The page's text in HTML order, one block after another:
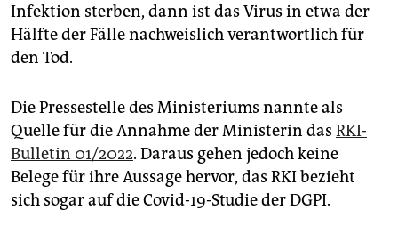
Infektion sterben, dann ist das Virus in etwa der
Hälfte der Fälle nachweislich verantwortlich für
den Tod.
Die Pressestelle des Ministeriums nannte als
Quelle für die Annahme der Ministerin das RKI-
Bulletin 01/2022. Daraus gehen jedoch keine
Belege für ihre Aussage hervor, das RKI bezieht
sich sogar auf die Covid-19-Studie der DGPI.